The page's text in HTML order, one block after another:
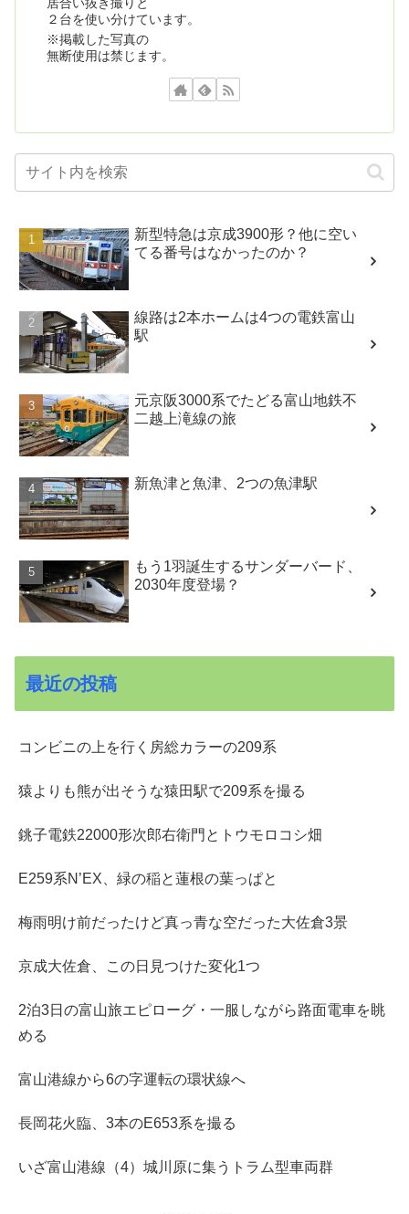
２台を使い分けています。
※掲載した写真の
無断使用は禁じます。
新型特急は京成3900形？他に空い
てる番号はなかったのか？
線路は2本ホームは4つの電鉄富山
駅
元京阪3000系でたどる富山地鉄不
二越上滝線の旅
新魚津と魚津、2つの魚津駅
もう1羽誕生するサンダーバード、
2030年度登場？
最近の投稿
コンビニの上を行く房総カラーの209系
猿よりも熊が出そうな猿田駅で209系を撮る
銚子電鉄22000形次郎右衛門とトウモロコシ畑
E259系N’EX、緑の稲と蓮根の葉っぱと
梅雨明け前だったけど真っ青な空だった大佐倉3景
京成大佐倉、この日見つけた変化1つ
2泊3日の富山旅エピローグ・一服しながら路面電車を眺
める
富山港線から6の字運転の環状線へ
長岡花火臨、3本のE653系を撮る
いざ富山港線（4）城川原に集うトラム型車両群